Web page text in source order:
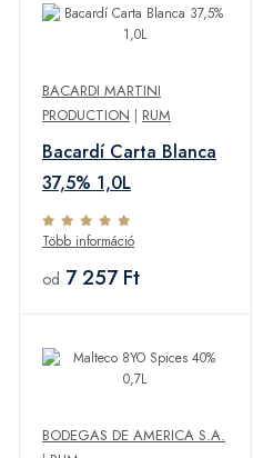
BACARDI MARTINI
PRODUCTION | RUM
Bacardí Carta Blanca
37,5% 1,0L
Több információ
od 7 257 Ft
BODEGAS DE AMERICA S.A.